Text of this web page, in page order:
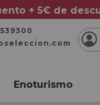
+ 5€ de
Enoturismo